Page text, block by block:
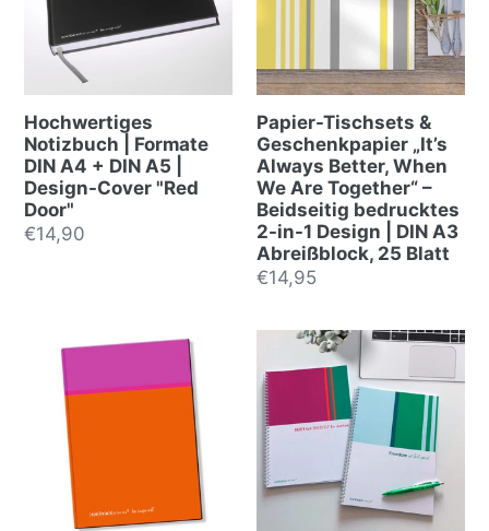
Hochwertiges
Notizbuch | Formate
DIN A4 + DIN A5 |
Design-Cover "Red
Door"
Normalpreis
€14,90
Papier-Tischsets &
Geschenkpapier „It’s
Always Better, When
We Are Together“ –
Beidseitig bedrucktes
2-in-1 Design | DIN A3
Abreißblock, 25 Blatt
Normalpreis
€14,95